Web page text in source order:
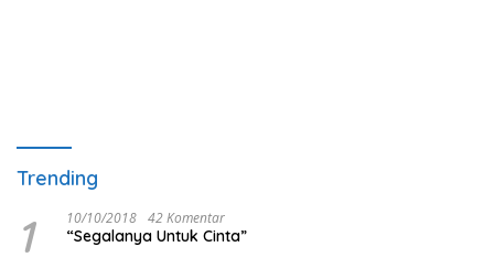
Trending
1 10/10/2018 42 Komentar
“Segalanya Untuk Cinta”